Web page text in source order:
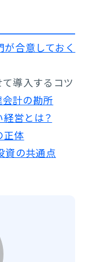
合意しておく
導入するコツ
計の勘所
営とは？
正体
資の共通点